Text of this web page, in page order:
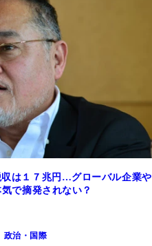
は１７兆円…グローバル企業や
で摘発されない？
政治・国際